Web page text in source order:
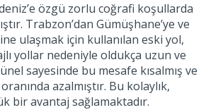
özgü zorlu coğrafi koşullarda
Trabzon’dan Gümüşhane’ye ve
ulaşmak için kullanılan eski yol,
yollar nedeniyle oldukça uzun ve
sayesinde bu mesafe kısalmış ve
azalmıştır. Bu kolaylık,
bir avantaj sağlamaktadır.